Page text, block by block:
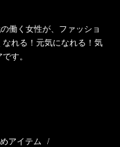
働く女性が、ファッショ
れる！元気になれる！気
す。
アイテム /